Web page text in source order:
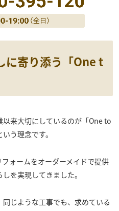
に寄り添う「One t
来大切にしているのが「One to
う理念です。
ォームをオーダーメイドで提供
を実現してきました。
同じような工事でも、求めている